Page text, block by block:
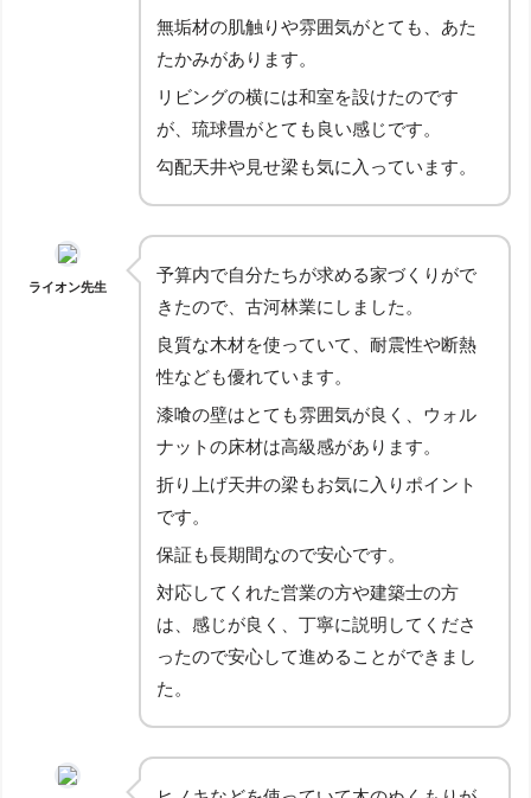
無垢材の肌触りや雰囲気がとても、あた
たかみがあります。
リビングの横には和室を設けたのです
が、琉球畳がとても良い感じです。
勾配天井や見せ梁も気に入っています。
ライオン先生
予算内で自分たちが求める家づくりがで
きたので、古河林業にしました。
良質な木材を使っていて、耐震性や断熱
性なども優れています。
漆喰の壁はとても雰囲気が良く、ウォル
ナットの床材は高級感があります。
折り上げ天井の梁もお気に入りポイント
です。
保証も長期間なので安心です。
対応してくれた営業の方や建築士の方
は、感じが良く、丁寧に説明してくださ
ったので安心して進めることができまし
た。